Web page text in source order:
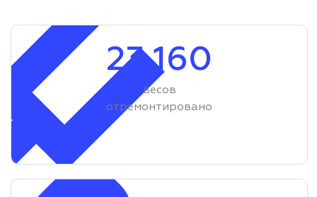
23 160
весов
отремонтировано